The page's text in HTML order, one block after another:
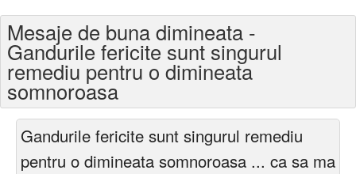
Felicitari varsta
Felicitari zilele anului
Felicitari zile saptamana
Mesaje de buna dimineata -
Gandurile fericite sunt singurul
remediu pentru o dimineata
somnoroasa
Gandurile fericite sunt singurul remediu
pentru o dimineata somnoroasa ... ca sa ma